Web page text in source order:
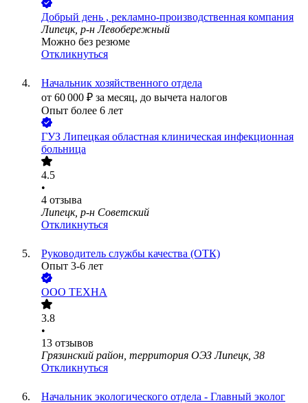
Добрый день , рекламно-производственная компания
Липецк, р-н Левобережный
Можно без резюме
Откликнуться
Начальник хозяйственного отдела
от 60 000 ₽ за месяц, до вычета налогов
Опыт более 6 лет
ГУЗ Липецкая областная клиническая инфекционная
больница
4.5
•
4 отзыва
Липецк, р-н Советский
Откликнуться
Руководитель службы качества (ОТК)
Опыт 3-6 лет
ООО ТЕХНА
3.8
•
13 отзывов
Грязинский район, территория ОЭЗ Липецк, 38
Откликнуться
Начальник экологического отдела - Главный эколог